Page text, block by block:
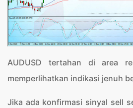
AUDUSD tertahan di area
memperlihatkan indikasi jenuh
Jika ada konfirmasi sinyal sell